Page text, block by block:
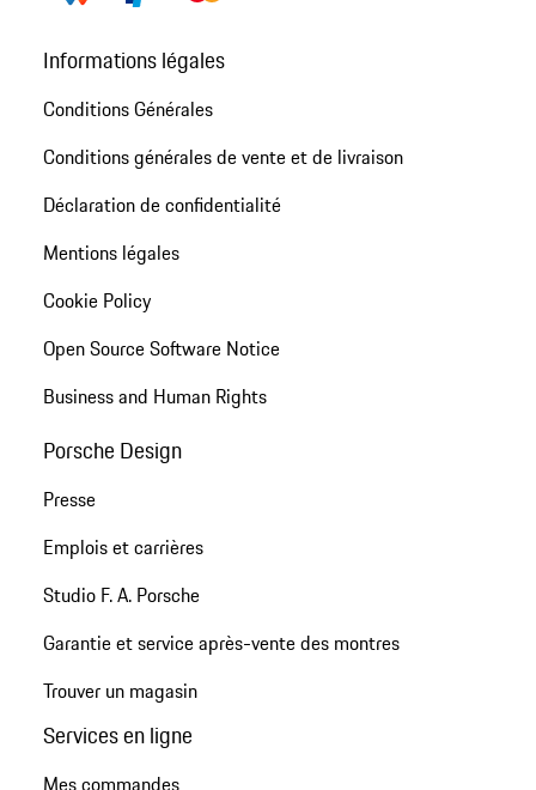
Informations légales
Conditions Générales
Conditions générales de vente et de livraison
Déclaration de confidentialité
Mentions légales
Cookie Policy
Open Source Software Notice
Business and Human Rights
Porsche Design
Presse
Emplois et carrières
Studio F. A. Porsche
Garantie et service après-vente des montres
Trouver un magasin
Services en ligne